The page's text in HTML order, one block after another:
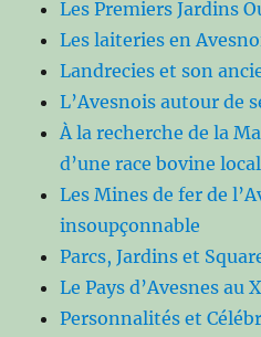
Les Premiers Jardins
Les laiteries en
Landrecies et son
L’Avesnois autour de
À la recherche de la
d’une race bovine
Les Mines de fer de
insoupçonnable
Parcs, Jardins et
Le Pays d’Avesnes au
Personnalités et